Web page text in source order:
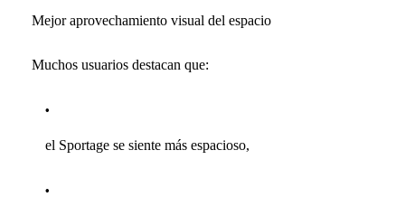
Mejor aprovechamiento visual del espacio
Muchos usuarios destacan que:
el Sportage se siente más espacioso,